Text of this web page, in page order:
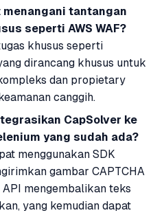
menangani tantangan
seperti AWS WAF?
khusus seperti
dirancang khusus untuk
dan propietary
canggih.
CapSolver ke
yang sudah ada?
menggunakan SDK
gambar CAPTCHA
mengembalikan teks
yang kemudian dapat